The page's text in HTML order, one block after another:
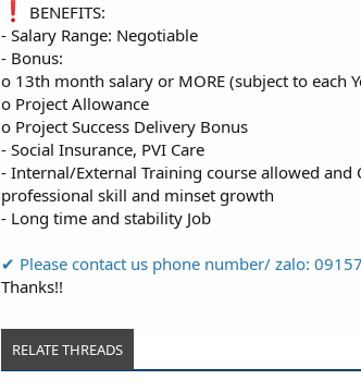
BENEFITS:
- Salary Range: Negotiable
- Bonus:
o 13th month salary or MORE (subject to each
o Project Allowance
o Project Success Delivery Bonus
- Social Insurance, PVI Care
- Internal/External Training course allowed
professional skill and minset growth
- Long time and stability Job
✔ Please contact us phone number/ zalo:
Thanks!!
RELATE THREADS